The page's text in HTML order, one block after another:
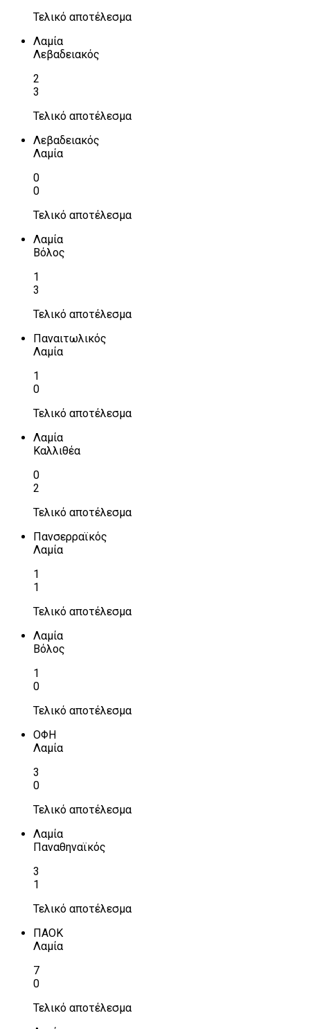
Τελικό αποτέλεσμα
Λαμία
Λεβαδειακός
2
3
Τελικό αποτέλεσμα
Λεβαδειακός
Λαμία
0
0
Τελικό αποτέλεσμα
Λαμία
Βόλος
1
3
Τελικό αποτέλεσμα
Παναιτωλικός
Λαμία
1
0
Τελικό αποτέλεσμα
Λαμία
Καλλιθέα
0
2
Τελικό αποτέλεσμα
Πανσερραϊκός
Λαμία
1
1
Τελικό αποτέλεσμα
Λαμία
Βόλος
1
0
Τελικό αποτέλεσμα
ΟΦΗ
Λαμία
3
0
Τελικό αποτέλεσμα
Λαμία
Παναθηναϊκός
3
1
Τελικό αποτέλεσμα
ΠΑΟΚ
Λαμία
7
0
Τελικό αποτέλεσμα